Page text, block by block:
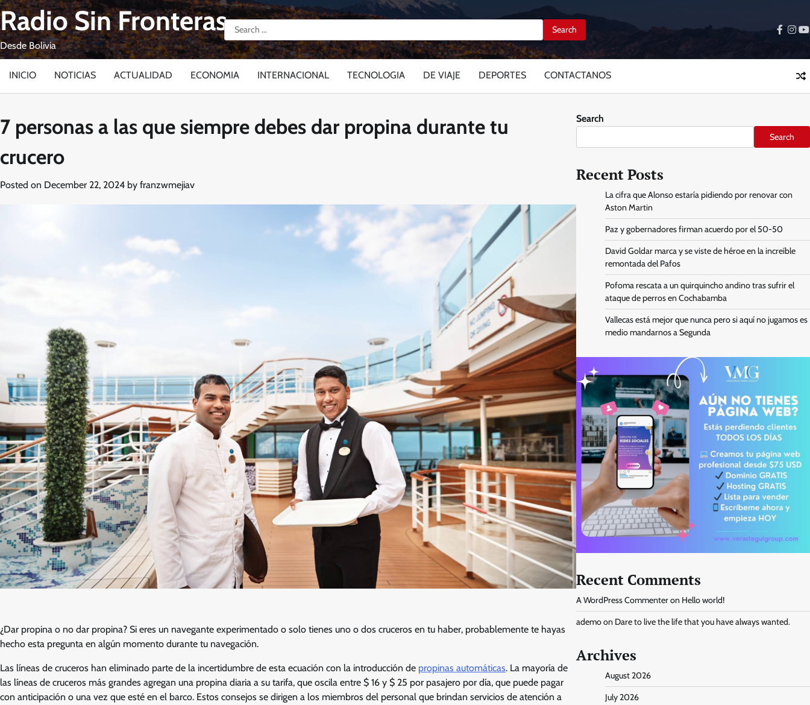
Skip
to
content
Radio Sin Fronteras
Desde Bolivia
Search
for:
INICIO NOTICIAS ACTUALIDAD ECONOMIA INTERNACIONAL TECNOLOGIA DE VIAJE DEPORTES CONTACTANOS
7 personas a las que siempre debes dar propina durante tu
crucero
Posted on December 22, 2024 by franzwmejiav
¿Dar propina o no dar propina? Si eres un navegante experimentado o solo tienes uno o dos cruceros en tu haber, probablemente te hayas
hecho esta pregunta en algún momento durante tu navegación.
Las líneas de cruceros han eliminado parte de la incertidumbre de esta ecuación con la introducción de propinas automáticas. La mayoría de
las líneas de cruceros más grandes agregan una propina diaria a su tarifa, que oscila entre $ 16 y $ 25 por pasajero por día, que puede pagar
con anticipación o una vez que esté en el barco. Estos consejos se dirigen a los miembros del personal que brindan servicios de atención a
Search
Search
Recent Posts
La cifra que Alonso estaría pidiendo por renovar con
Aston Martin
Paz y gobernadores firman acuerdo por el 50-50
David Goldar marca y se viste de héroe en la increíble
remontada del Pafos
Pofoma rescata a un quirquincho andino tras sufrir el
ataque de perros en Cochabamba
Vallecas está mejor que nunca pero si aquí no jugamos es
medio mandarnos a Segunda
Recent Comments
A WordPress Commenteron Hello world!
ademoon Dare to live the life that you have always wanted.
Archives
August 2026
July 2026